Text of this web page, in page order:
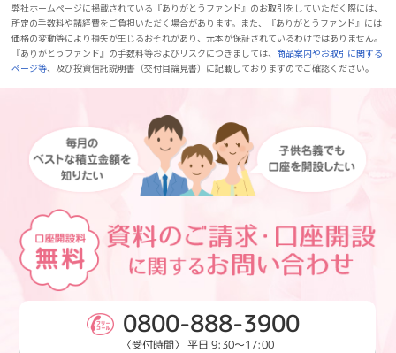
弊社ホームページに掲載されている『ありがとうファンド』のお取引をしていただく際には、
所定の手数料や諸経費をご負担いただく場合があります。また、『ありがとうファンド』には
価格の変動等により損失が生じるおそれがあり、元本が保証されているわけではありません。
『ありがとうファンド』の手数料等およびリスクにつきましては、商品案内やお取引に関する
ページ等、及び投資信託説明書（交付目論見書）に記載しておりますのでご確認ください。
0800-888-3900
〈受付時間〉 平日 9:30～17:00